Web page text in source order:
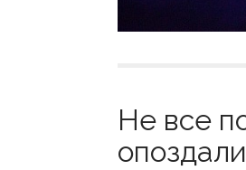
Не все